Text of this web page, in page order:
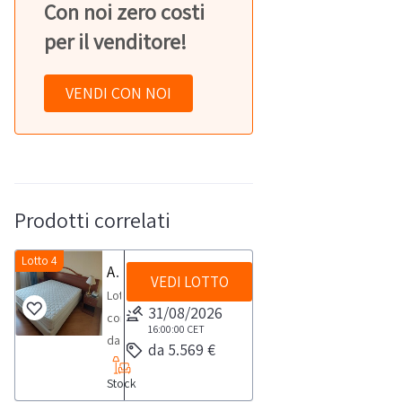
Con noi zero costi
per il venditore!
VENDI CON NOI
Prodotti correlati
Lotto 4
Arredamento camere hotel
Lotto
composto
da
arredamento
per
Stock
VEDI LOTTO
31/08/2026
16:00:00 CET
da 5.569 €